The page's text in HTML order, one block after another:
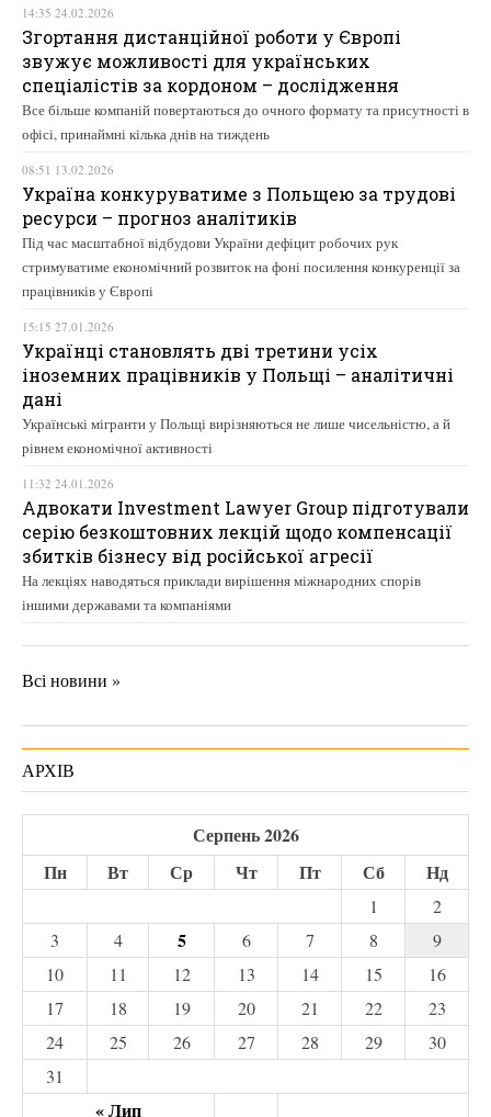
14:35 24.02.2026
Згортання дистанційної роботи у Європі
звужує можливості для українських
спеціалістів за кордоном – дослідження
Все більше компаній повертаються до очного формату та присутності в
офісі, принаймні кілька днів на тиждень
08:51 13.02.2026
Україна конкуруватиме з Польщею за трудові
ресурси – прогноз аналітиків
Під час масштабної відбудови України дефіцит робочих рук
стримуватиме економічний розвиток на фоні посилення конкуренції за
працівників у Європі
15:15 27.01.2026
Українці становлять дві третини усіх
іноземних працівників у Польщі – аналітичні
дані
Українські мігранти у Польщі вирізняються не лише чисельністю, а й
рівнем економічної активності
11:32 24.01.2026
Адвокати Investment Lawyer Group підготували
серію безкоштовних лекцій щодо компенсації
збитків бізнесу від російської агресії
На лекціях наводяться приклади вирішення міжнародних спорів
іншими державами та компаніями
Всі новини »
АРХІВ
Серпень 2026
Пн
Вт Ср Чт Пт Сб Нд
« Лип
1
2
3
4 5 6 7 8
9
10
11 12 13 14 15
16
17
18 19 20 21 22
23
24
25 26 27 28 29
30
31